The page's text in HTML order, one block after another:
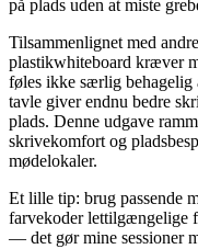
på plads uden at miste
Tilsammenlignet med
plastikwhiteboard kræver
føles ikke særlig behagelig
tavle giver endnu bedre
plads. Denne udgave
skrivekomfort og
mødelokaler.
Et lille tip: brug passende
farvekoder lettilgængelige
— det gør mine sessioner